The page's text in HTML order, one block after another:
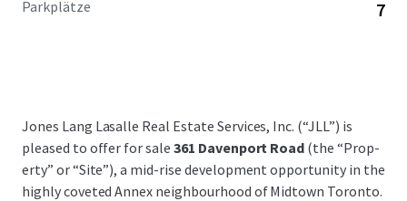
Parkplätze 7
Jones Lang Lasalle Real Estate Services, Inc. (“JLL”) is
pleased to offer for sale 361 Davenport Road (the “Prop­
erty” or “Site”), a mid-rise development opportunity in the
highly coveted Annex neighbourhood of Midtown Toronto.